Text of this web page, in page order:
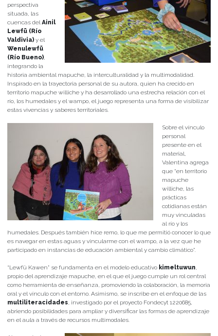
perspectiva
situada, las
cuencas delAinil
Lewfü (Río
Valdivia) y el
Wenulewfü
(Río Bueno),
integrando la
historia ambiental mapuche, la interculturalidad y la multimodalidad.
Inspirado en la trayectoria personal de su autora, quien ha crecido en
territorio mapuche williche y ha desarrollado una estrecha relación con el
río, los humedales y el wampo, el juego representa una forma de visibilizar
estas vivencias y saberes territoriales.
Sobre el vínculo
personal
presente en el
material,
Valentina agrega
que “en territorio
mapuche
williche, las
prácticas
cotidianas están
muy vinculadas
al río y los
humedales. Después también hice remo, lo que me permitió conocer lo que
es navegar en estas aguas y vincularme con el wampo, a la vez que he
participado en instancias de educación ambiental y cambio climático”.
“Lewfü Kawen” se fundamenta en el modelo educativo kimeltuwun,
propio del aprendizaje mapuche, en el que el juego cumple un rol central
como herramienta de enseñanza, promoviendo la colaboración, la memoria
oral y el vínculo con el entorno. Asimismo, se inscribe en el enfoque de las
multiliteracidades, investigado por el proyecto Fondecyt 1220685,
abriendo posibilidades para ampliar y diversificar las formas de aprendizaje
en el aula a través de recursos multimodales.